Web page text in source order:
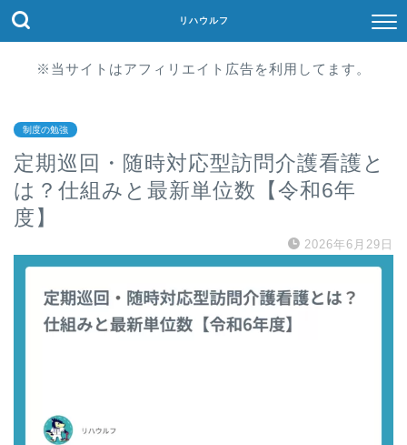
リハウルフ
※当サイトはアフィリエイト広告を利用してます。
制度の勉強
定期巡回・随時対応型訪問介護看護と
は？仕組みと最新単位数【令和6年
度】
2026年6月29日